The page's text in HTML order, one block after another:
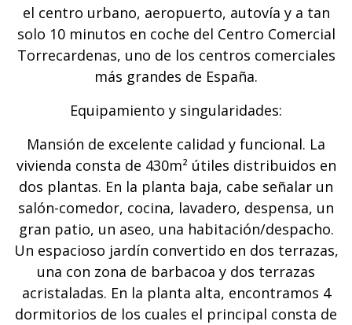
el centro urbano, aeropuerto, autovía y a tan
solo 10 minutos en coche del Centro Comercial
Torrecardenas, uno de los centros comerciales
más grandes de España.
Equipamiento y singularidades:
Mansión de excelente calidad y funcional. La
vivienda consta de 430m² útiles distribuidos en
dos plantas. En la planta baja, cabe señalar un
salón-comedor, cocina, lavadero, despensa, un
gran patio, un aseo, una habitación/despacho.
Un espacioso jardín convertido en dos terrazas,
una con zona de barbacoa y dos terrazas
acristaladas. En la planta alta, encontramos 4
dormitorios de los cuales el principal consta de